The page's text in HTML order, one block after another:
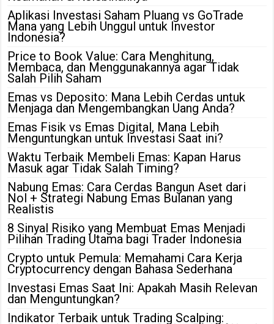
Aplikasi Investasi Saham Pluang vs GoTrade
Mana yang Lebih Unggul untuk Investor
Indonesia?
Price to Book Value: Cara Menghitung,
Membaca, dan Menggunakannya agar Tidak
Salah Pilih Saham
Emas vs Deposito: Mana Lebih Cerdas untuk
Menjaga dan Mengembangkan Uang Anda?
Emas Fisik vs Emas Digital, Mana Lebih
Menguntungkan untuk Investasi Saat ini?
Waktu Terbaik Membeli Emas: Kapan Harus
Masuk agar Tidak Salah Timing?
Nabung Emas: Cara Cerdas Bangun Aset dari
Nol + Strategi Nabung Emas Bulanan yang
Realistis
8 Sinyal Risiko yang Membuat Emas Menjadi
Pilihan Trading Utama bagi Trader Indonesia
Crypto untuk Pemula: Memahami Cara Kerja
Cryptocurrency dengan Bahasa Sederhana
Investasi Emas Saat Ini: Apakah Masih Relevan
dan Menguntungkan?
Indikator Terbaik untuk Trading Scalping: